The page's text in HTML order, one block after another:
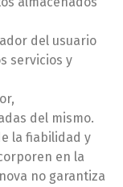
del usuario
servicios y
del mismo.
la fiabilidad y
en la
no garantiza